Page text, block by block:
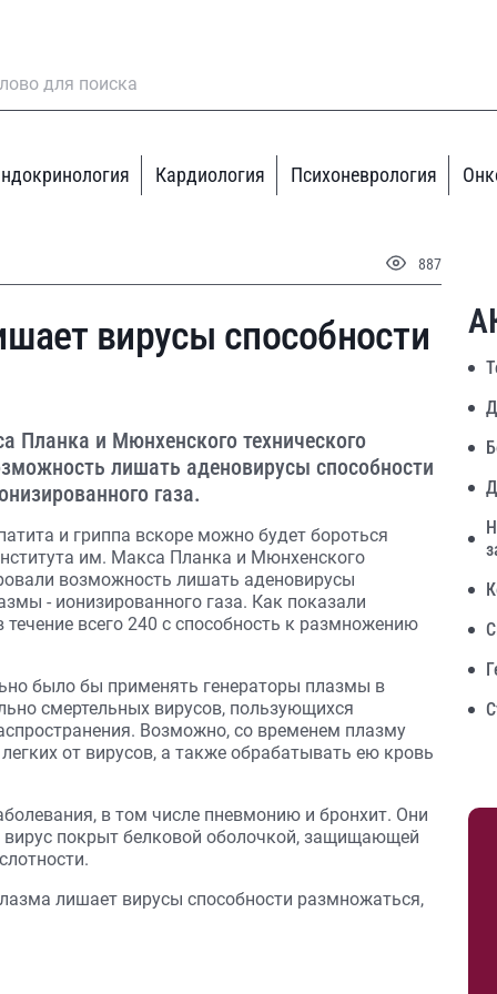
Кардиология Психоневрология
887
вирусы способности
Планка и Мюнхенского технического
лишать аденовирусы способности
газа.
и гриппа вскоре можно будет бороться
им. Макса Планка и Мюнхенского
возможность лишать аденовирусы
- ионизированного газа. Как показали
всего 240 с способность к размножению
было бы применять генераторы плазмы в
смертельных вирусов, пользующихся
Возможно, со временем плазму
от вирусов, а также обрабатывать ею кровь
в том числе пневмонию и бронхит. Они
покрыт белковой оболочкой, защищающей
лишает вирусы способности размножаться,